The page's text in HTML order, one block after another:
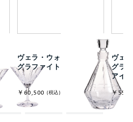
ヴェラ・ウォン リュクス
グラファイト デキャンタ
￥60,500 (税込)
ヴェ
グラ
アイ
￥